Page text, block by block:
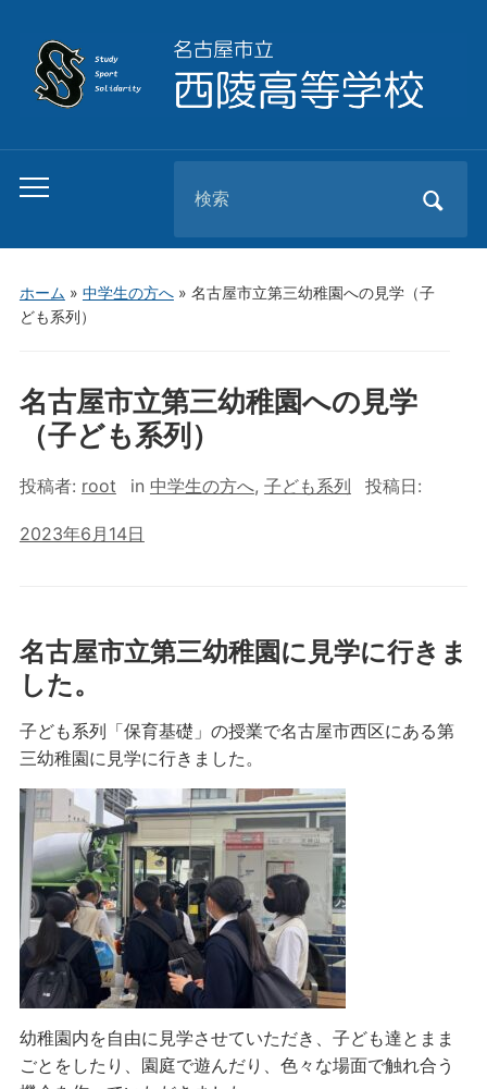
Toggle
menu
for:
ホーム » 中学生の方へ» 名古屋市立第三幼稚園への見学（子
ども系列）
名古屋市立第三幼稚園への見学
（子ども系列）
投稿者: root in 中学生の方へ, 子ども系列 投稿日:
2023年6月14日
名古屋市立第三幼稚園に見学に行きま
した。
子ども系列「保育基礎」の授業で名古屋市西区にある第
三幼稚園に見学に行きました。
幼稚園内を自由に見学させていただき、子ども達とまま
ごとをしたり、園庭で遊んだり、色々な場面で触れ合う